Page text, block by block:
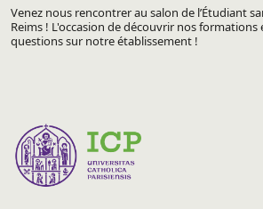
Venez nous rencontrer au salon de l’Étudiant
Reims ! L'occasion de découvrir nos
questions sur notre établissement !